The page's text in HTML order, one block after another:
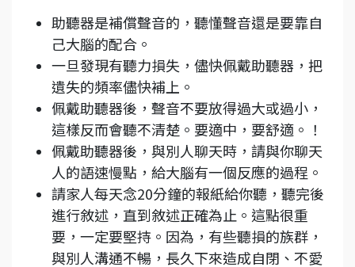
助聽器是補償聲音的，聽懂聲音還是要靠自
己大腦的配合。
一旦發現有聽力損失，儘快佩戴助聽器，把
遺失的頻率儘快補上。
佩戴助聽器後，聲音不要放得過大或過小，
這樣反而會聽不清楚。要適中，要舒適。！
佩戴助聽器後，與別人聊天時，請與你聊天
人的語速慢點，給大腦有一個反應的過程。
請家人每天念20分鐘的報紙給你聽，聽完後
進行敘述，直到敘述正確為止。這點很重
要，一定要堅持。因為，有些聽損的族群，
與別人溝通不暢，長久下來造成自閉、不愛